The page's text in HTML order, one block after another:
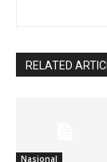
RELATED
Nasional